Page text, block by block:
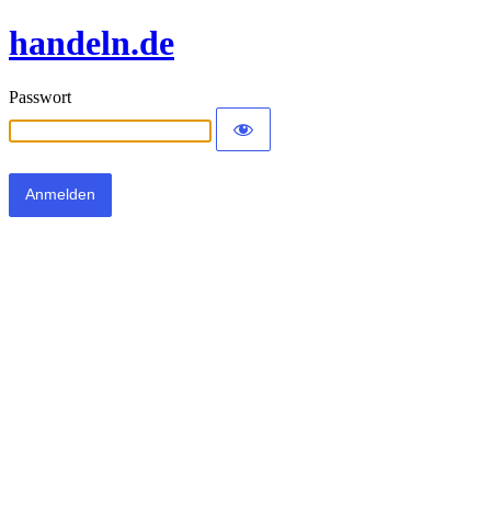
handeln.de
Passwort